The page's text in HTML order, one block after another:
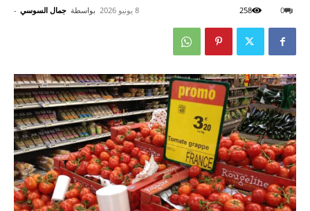
بواسطة جمال السوسي - 8 يونيو 2026 0
258